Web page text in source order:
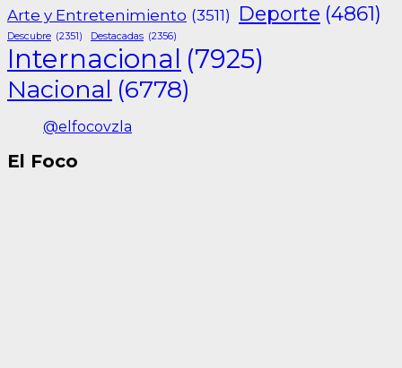
Arte y Entretenimiento (3511) Deporte (4861)
Descubre (2351) Destacadas (2356)
Internacional (7925)
Nacional (6778)
@elfocovzla
El Foco